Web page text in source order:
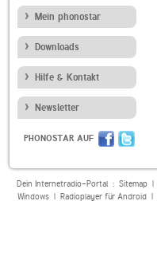
Mein phonostar
Downloads
Hilfe & Kontakt
Newsletter
PHONOSTAR AUF
Dein Internetradio-Portal : Sitemap|
Windows| Radioplayer für Android|